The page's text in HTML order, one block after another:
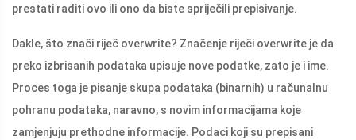
prestati raditi ovo ili ono da biste spriječili prepisivanje.
Dakle, što znači riječ overwrite? Značenje riječi overwrite je da
preko izbrisanih podataka upisuje nove podatke, zato je i ime.
Proces toga je pisanje skupa podataka (binarnih) u računalnu
pohranu podataka, naravno, s novim informacijama koje
zamjenjuju prethodne informacije. Podaci koji su prepisani